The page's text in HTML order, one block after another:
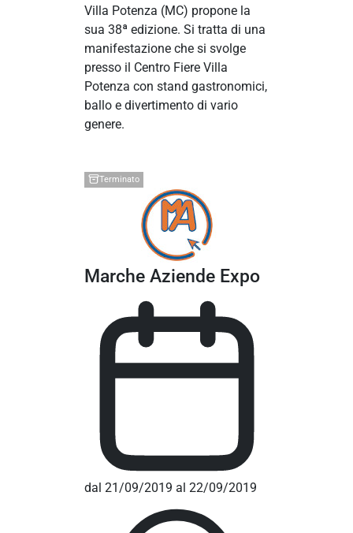
Villa Potenza (MC) propone la
sua 38ª edizione. Si tratta di una
manifestazione che si svolge
presso il Centro Fiere Villa
Potenza con stand gastronomici,
ballo e divertimento di vario
genere.
Terminato
Marche Aziende Expo
dal 21/09/2019 al 22/09/2019